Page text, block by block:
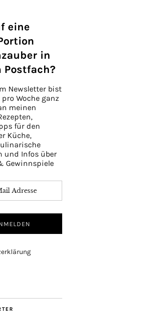
eine
in
Postfach?
Newsletter bist
pro Woche ganz
meinen
für den
Küche,
und Infos über
Gewinnspiele